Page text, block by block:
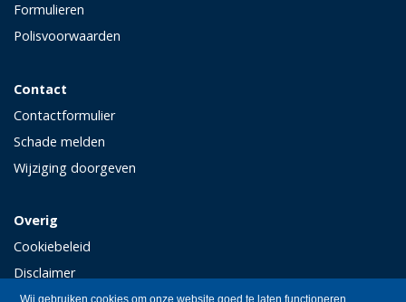
Wij gebruiken cookies om onze website goed te laten functioneren.
Formulieren
Polisvoorwaarden
Contact
Contactformulier
Schade melden
Wijziging doorgeven
Overig
Cookiebeleid
Disclaimer